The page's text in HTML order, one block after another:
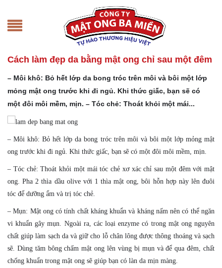
Cách làm đẹp da bằng mật ong chỉ sau một đêm
– Môi khô: Bỏ hết lớp da bong tróc trên môi và bôi một lớp
mỏng mật ong trước khi đi ngủ. Khi thức giấc, bạn sẽ có
một đôi môi mềm, mịn. – Tóc chẻ: Thoát khỏi một mái...
– Môi khô: Bỏ hết lớp da bong tróc trên môi và bôi một lớp mỏng mật
ong trước khi đi ngủ. Khi thức giấc, bạn sẽ có một đôi môi mềm, mịn.
– Tóc chẻ: Thoát khỏi một mái tóc chẻ xơ xác chỉ sau một đêm với mật
ong. Pha 2 thìa dầu olive với 1 thìa mật ong, bôi hỗn hợp này lên đuôi
tóc để dưỡng ẩm và trị tóc chẻ.
– Mụn: Mật ong có tính chất kháng khuẩn và kháng nấm nên có thể ngăn
vi khuẩn gây mụn. Ngoài ra, các loại enzyme có trong mật ong nguyên
chất giúp làm sạch da và giữ cho lỗ chân lông được thông thoáng và sạch
sẽ. Dùng tăm bông chấm mật ong lên vùng bị mụn và để qua đêm, chất
chống khuẩn trong mật ong sẽ giúp bạn có làn da mịn màng.